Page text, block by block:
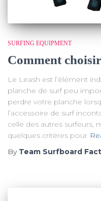
SURFING EQUIPMENT
Comment
Le Leash est l’élément
planche de surf peu
perdre votre planche
l’accessoire de surf
celle des autres surfeurs,
quelques critères pour
By Team Surfboard